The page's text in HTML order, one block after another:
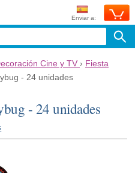
Enviar a:
Cine y TV › Fiesta
- 24 unidades
- 24 unidades